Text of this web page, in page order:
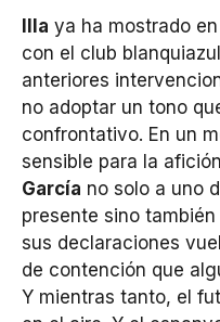
Illa ya ha mostrado
con el club
anteriores
no adoptar un tono
confrontativo. En un
sensible para la
García no solo a uno
presente sino
sus declaraciones
de contención que
Y mientras tanto, el